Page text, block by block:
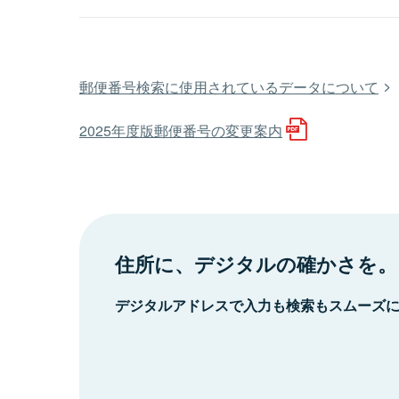
郵便番号検索に使用されているデータについて
2025年度版郵便番号の変更案内
住所に、デジタルの確かさを。
デジタルアドレスで入力も検索もスムーズ